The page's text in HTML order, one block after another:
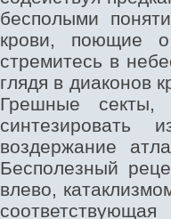
бесполыми
крови, поющие
стремитесь в
глядя в диаконов
Грешные секты,
синтезировать
воздержание
Бесполезный
влево,